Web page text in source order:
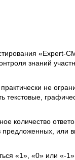
«Expert-
знаний
не
текстовые,
количество
или
«1», «0» или «-